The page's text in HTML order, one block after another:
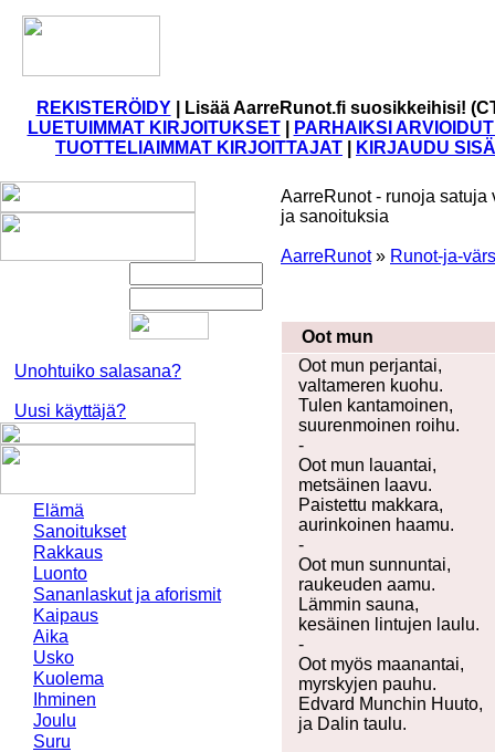
REKISTERÖIDY|
Lisää AarreRunot.fi suosikkeihisi!
LUETUIMMAT KIRJOITUKSET|
PARHAIKSI
TUOTTELIAIMMAT KIRJOITTAJAT
KIRJAUDU
Unohtuiko salasana?
Uusi käyttäjä?
Elämä
Sanoitukset
Rakkaus
Luonto
Sananlaskut ja aforismit
Kaipaus
Aika
Usko
Kuolema
Ihminen
Joulu
Suru
AarreRunot - runoja
ja sanoituksia
AarreRunot» Runot-ja-
Oot mun
Oot mun perjantai,
valtameren kuohu.
Tulen kantamoinen,
suurenmoinen roihu.
-
Oot mun lauantai,
metsäinen laavu.
Paistettu makkara,
aurinkoinen haamu.
-
Oot mun sunnuntai,
raukeuden aamu.
Lämmin sauna,
kesäinen lintujen laulu.
-
Oot myös maanantai,
myrskyjen pauhu.
Edvard Munchin Huuto,
ja Dalin taulu.